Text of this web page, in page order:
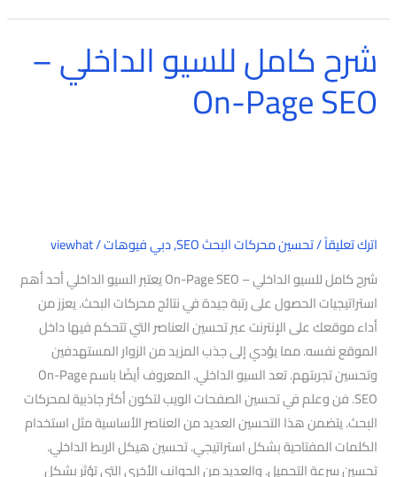
شرح كامل للسيو الداخلي –
On-Page SEO
اترك تعليقاً/تحسين محركات البحث SEO ,دبي فيوهات/
viewhat
شرح كامل للسيو الداخلي – On-Page SEO يعتبر السيو الداخلي أحد أهم
استراتيجيات الحصول على رتبة جيدة في نتائج محركات البحث. يعزز من
أداء موقعك على الإنترنت عبر تحسين العناصر التي تتحكم فيها داخل
الموقع نفسه. مما يؤدي إلى جذب المزيد من الزوار المستهدفين
وتحسين تجربتهم. تعد السيو الداخلي. المعروف أيضًا باسم On-Page
SEO. فن وعلم في تحسين الصفحات الويب لتكون أكثر جاذبية لمحركات
البحث. يتضمن هذا التحسين العديد من العناصر الأساسية مثل استخدام
الكلمات المفتاحية بشكل استراتيجي. تحسين هيكل الربط الداخلي.
تحسين سرعة التحميل. والعديد من الجوانب الأخرى التي تؤثر بشكل
شرح
كامل
للسيو
الداخلي